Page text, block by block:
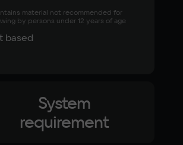
material not recommended for
by persons under 12 years of age
based
System
requirement